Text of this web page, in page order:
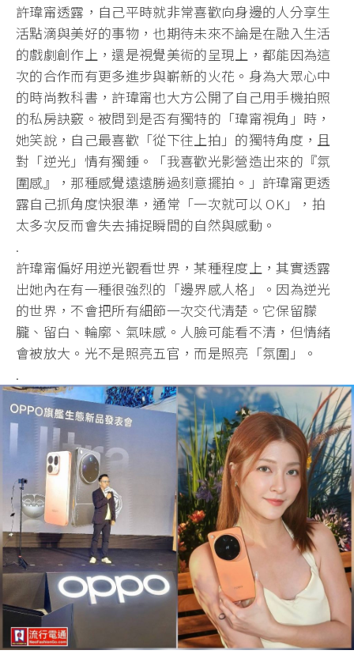
許瑋甯透露，自己平時就非常喜歡向身邊的人分享生
活點滴與美好的事物，也期待未來不論是在融入生活
的戲劇創作上，還是視覺美術的呈現上，都能因為這
次的合作而有更多進步與嶄新的火花。身為大眾心中
的時尚教科書，許瑋甯也大方公開了自己用手機拍照
的私房訣竅。被問到是否有獨特的「瑋甯視角」時，
她笑說，自己最喜歡「從下往上拍」的獨特角度，且
對「逆光」情有獨鍾。「我喜歡光影營造出來的『氛
圍感』，那種感覺遠遠勝過刻意擺拍。」許瑋甯更透
露自己抓角度快狠準，通常「一次就可以 OK」，拍
太多次反而會失去捕捉瞬間的自然與感動。
.
許瑋甯偏好用逆光觀看世界，某種程度上，其實透露
出她內在有一種很強烈的「邊界感人格」。因為逆光
的世界，不會把所有細節一次交代清楚。它保留朦
朧、留白、輪廓、氣味感。人臉可能看不清，但情緒
會被放大。光不是照亮五官，而是照亮「氛圍」。
.